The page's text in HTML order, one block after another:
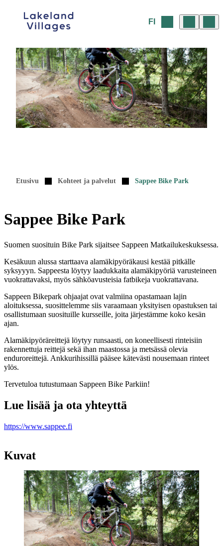
sisältöön
FI
Etusivu Kohteet ja palvelut Sappee Bike Park
Sappee Bike Park
Suomen suosituin Bike Park sijaitsee Sappeen Matkailukeskuksessa.
Kesäkuun alussa starttaava alamäkipyöräkausi kestää pitkälle
syksyyyn. Sappeesta löytyy laadukkaita alamäkipyöriä varusteineen
vuokrattavaksi, myös sähköavusteisia fatbikeja vuokrattavana.
Sappeen Bikepark ohjaajat ovat valmiina opastamaan lajin
aloituksessa, suosittelemme siis varaamaan yksityisen opastuksen tai
osallistumaan suosituille kursseille, joita järjestämme koko kesän
ajan.
Alamäkipyöräreittejä löytyy runsaasti, on koneellisesti rinteisiin
rakennettuja reittejä sekä ihan maastossa ja metsässä olevia
enduroreittejä. Ankkurihissillä pääsee kätevästi nousemaan rinteet
ylös.
Tervetuloa tutustumaan Sappeen Bike Parkiin!
Lue lisää ja ota yhteyttä
https://www.sappee.fi
Kuvat